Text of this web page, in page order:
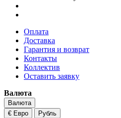
Оплата
Доставка
Гарантия и возврат
Контакты
Коллектив
Оставить заявку
Валюта
Валюта
€ Евро
Рубль